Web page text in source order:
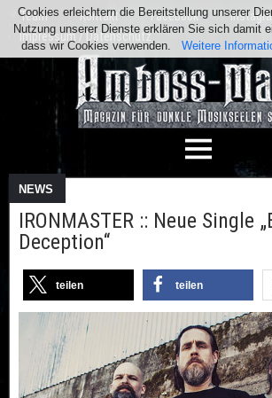
Team Kontakt Facebook
Impressum / Datenschutz
NEWS
IRONMASTER :: Neue Single
Deception“
teilen teilen
Cookies erleichtern die Bereitstellung unserer
Nutzung unserer Dienste erklären Sie sich damit
dass wir Cookies verwenden.
Weitere